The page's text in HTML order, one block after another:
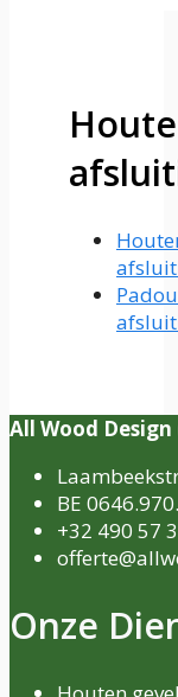
All Wood Design
BE
+32 490 57
Onze